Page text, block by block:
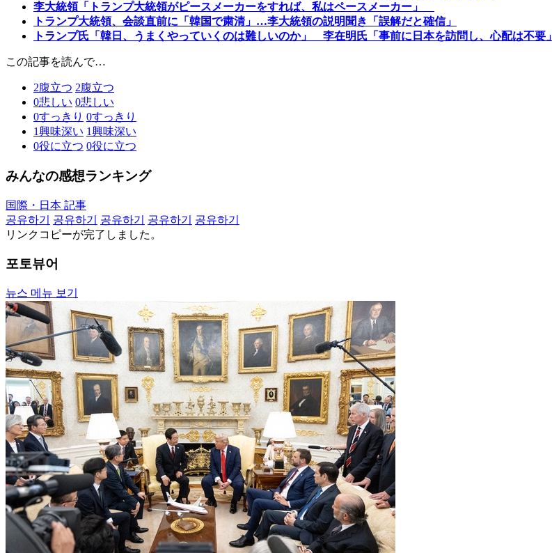
李大統領「トランプ大統領がピースメーカーをすれば、私はペースメーカー」
トランプ大統領、会談直前に「韓国で粛清」…李大統領の説明聞き「誤解だと確信」
トランプ氏「韓日、うまくやっていくのは難しいのか」 李在明氏「事前に日本を訪問し、心配は不要」
この記事を読んで…
2腹立つ 2腹立つ
0悲しい 0悲しい
0すっきり 0すっきり
1興味深い 1興味深い
0役に立つ 0役に立つ
みんなの感想ランキング
国際・日本 記事
공유하기
공유하기 공유하기 공유하기
공유하기
リンクコピーが完了しました。
포토뷰어
뉴스 메뉴 보기